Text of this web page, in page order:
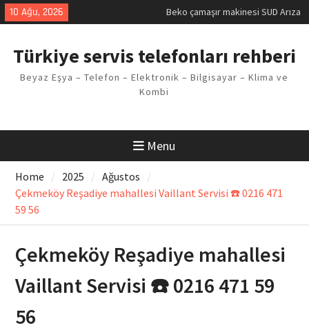
Skip
to
10 Ağu, 2026
Beko çamaşır makinesi SUD Arıza
Kodu
Kodu
Arızası Çözümü
E02 Arıza Kodu Regal kombi
Viessmann kombi F3 Hatası
Çözüm Yöntemleri
Türkiye servis telefonları rehberi
Beyaz Eşya – Telefon – Elektronik – Bilgisayar – Klima ve
Kombi
Menu
Home 2025
Ağustos
Çekmeköy Reşadiye mahallesi Vaillant Servisi ☎️ 0216 471
59 56
Çekmeköy Reşadiye mahallesi
Vaillant Servisi ☎️ 0216 471 59
56